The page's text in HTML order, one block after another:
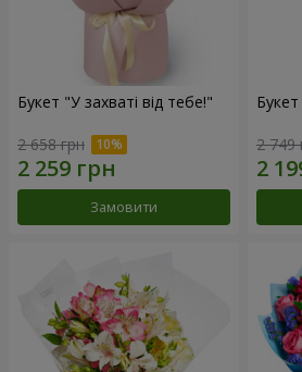
Букет "У захваті від тебе!"
2 658 грн
Замовити
2 749